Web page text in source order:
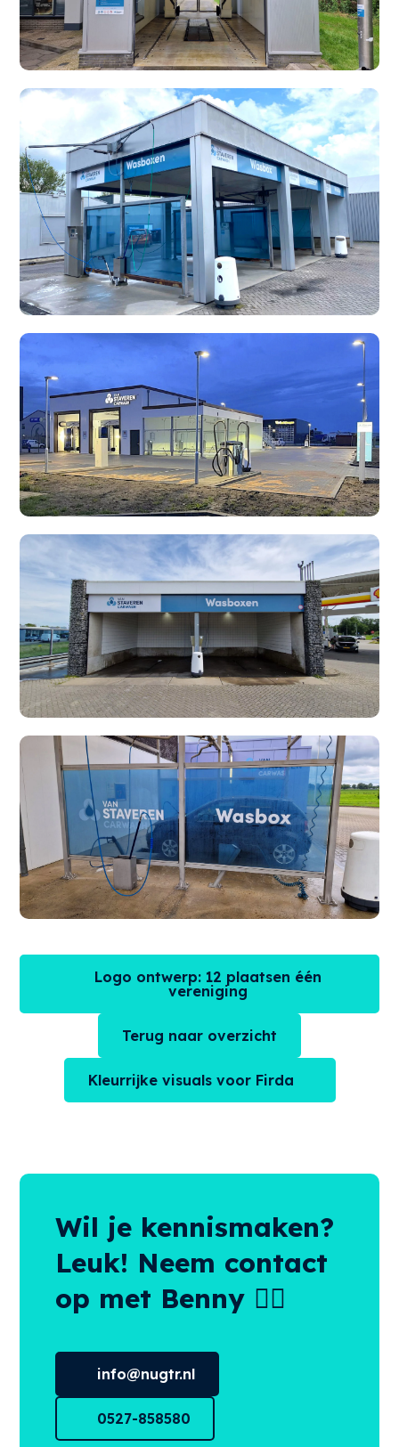
Logo ontwerp: 12 plaatsen één
vereniging
Terug naar overzicht
Kleurrijke visuals voor Firda
Wil je kennismaken?
Leuk! Neem contact
op met Benny 👌🏻
info@nugtr.nl
0527-858580